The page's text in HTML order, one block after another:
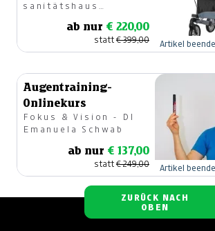
sanitätshaus
ab nur € 220,00
statt€ 399,00 Artikel
Augentraining-
Onlinekurs
Fokus & Vision - DI
Emanuela Schwab
ab nur € 137,00
statt€ 249,00 Artikel
ZURÜCK NACH
OBEN